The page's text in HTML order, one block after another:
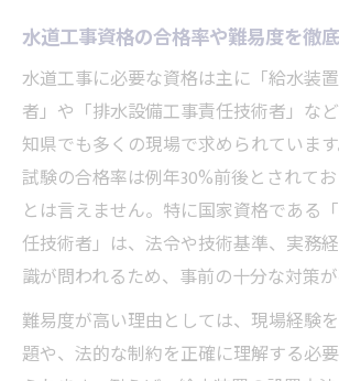
水道工事資格の合格率や難易度を徹
水道工事に必要な資格は主に「給水装
者」や「排水設備工事責任技術者」な
知県でも多くの現場で求められていま
試験の合格率は例年30%前後とされて
とは言えません。特に国家資格である
任技術者」は、法令や技術基準、実務
識が問われるため、事前の十分な対策が
難易度が高い理由としては、現場経験
題や、法的な制約を正確に理解する必